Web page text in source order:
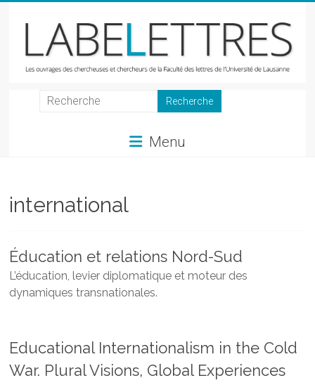
LabeLettres
et
chercheurs
la
Faculté
des
lettres
Menu
international
Éducation et relations Nord-Sud
L’éducation, levier diplomatique et moteur des
dynamiques transnationales.
Educational Internationalism in the Cold
War. Plural Visions, Global Experiences